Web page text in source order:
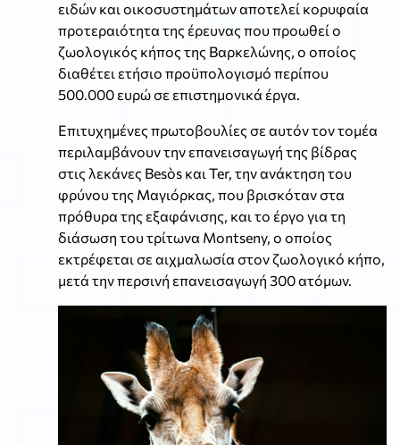
ειδών και οικοσυστημάτων αποτελεί κορυφαία
προτεραιότητα της έρευνας που προωθεί ο
ζωολογικός κήπος της Βαρκελώνης, ο οποίος
διαθέτει ετήσιο προϋπολογισμό περίπου
500.000 ευρώ σε επιστημονικά έργα.
Επιτυχημένες πρωτοβουλίες σε αυτόν τον τομέα
περιλαμβάνουν την επανεισαγωγή της βίδρας
στις λεκάνες Besòs και Ter, την ανάκτηση του
φρύνου της Μαγιόρκας, που βρισκόταν στα
πρόθυρα της εξαφάνισης, και το έργο για τη
διάσωση του τρίτωνα Montseny, ο οποίος
εκτρέφεται σε αιχμαλωσία στον ζωολογικό κήπο,
μετά την περσινή επανεισαγωγή 300 ατόμων.